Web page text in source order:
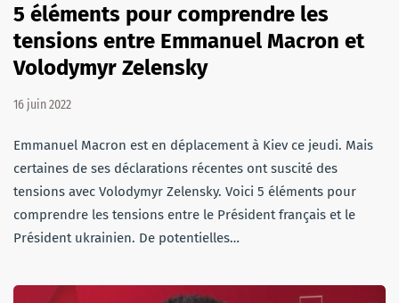
5 éléments pour comprendre les
tensions entre Emmanuel Macron et
Volodymyr Zelensky
16 juin 2022
Emmanuel Macron est en déplacement à Kiev ce jeudi. Mais
certaines de ses déclarations récentes ont suscité des
tensions avec Volodymyr Zelensky. Voici 5 éléments pour
comprendre les tensions entre le Président français et le
Président ukrainien. De potentielles…